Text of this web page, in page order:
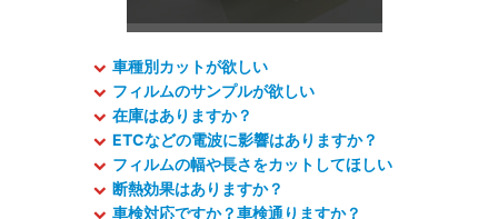
車種別カットが欲しい
フィルムのサンプルが欲しい
在庫はありますか？
ETCなどの電波に影響はありますか？
フィルムの幅や長さをカットしてほしい
断熱効果はありますか？
車検対応ですか？車検通りますか？